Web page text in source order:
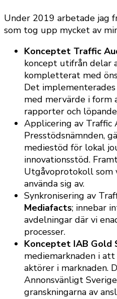
Under 2019 arbetade jag
som tog upp mycket av
Konceptet Traffic
koncept utifrån delar
kompletterat med
Det
med mervärde i form
rapporter och
Applicering av
Presstödsnämnden,
mediestöd för lokal
innovationsstöd.
Utgåvoprotokoll som
använda sig av.
Synkronisering av
Mediafacts; innebar
avdelningar där vi
processer.
Konceptet IAB Gold
mediemarknaden i
aktörer i marknaden.
Annonsvänligt
granskningarna av